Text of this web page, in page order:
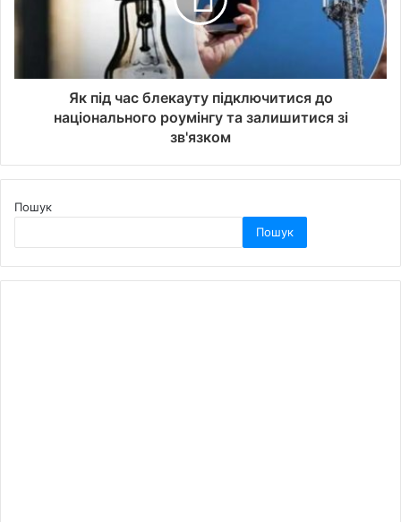
Як під час блекауту підключитися до
національного роумінгу та залишитися зі
зв'язком
Пошук
Пошук